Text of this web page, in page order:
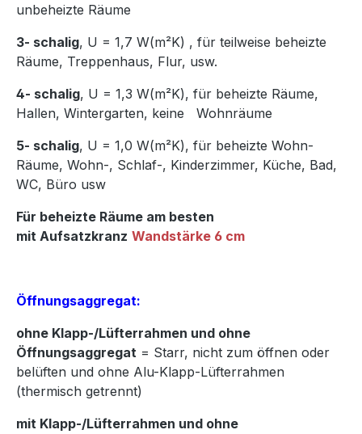
unbeheizte Räume
3- schalig, U = 1,7 W(m²K) , für teilweise beheizte
Räume, Treppenhaus, Flur, usw.
4- schalig, U = 1,3 W(m²K), für beheizte Räume,
Hallen, Wintergarten, keine Wohnräume
5- schalig, U = 1,0 W(m²K), für beheizte Wohn-
Räume, Wohn-, Schlaf-, Kinderzimmer, Küche, Bad,
WC, Büro usw
Für beheizte Räume am besten
mit Aufsatzkranz Wandstärke 6 cm
Öffnungsaggregat:
ohne Klapp-/Lüfterrahmen und ohne
Öffnungsaggregat = Starr, nicht zum öffnen oder
belüften und ohne Alu-Klapp-Lüfterrahmen
(thermisch getrennt)
mit Klapp-/Lüfterrahmen und ohne